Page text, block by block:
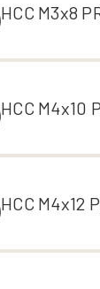
HCC M3x8
HCC M4x10
HCC M4x12